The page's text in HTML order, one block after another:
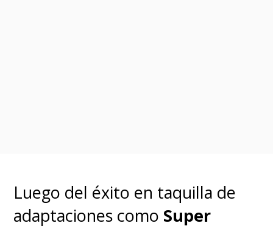
Luego del éxito en taquilla de
adaptaciones como Super